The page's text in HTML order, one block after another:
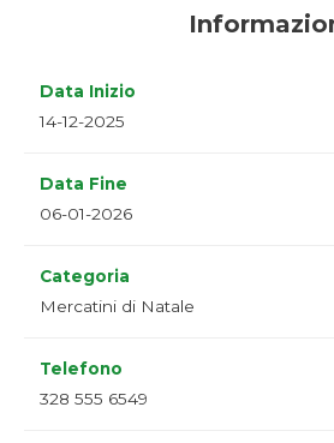
Data Inizio
14-12-2025
Data Fine
06-01-2026
Categoria
Mercatini di Natale
Telefono
328 555 6549